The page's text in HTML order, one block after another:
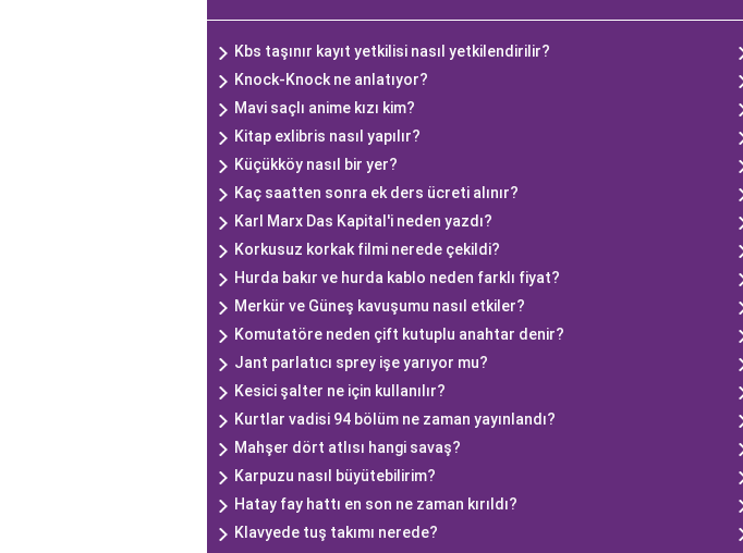
Kbs taşınır kayıt yetkilisi nasıl yetkilendirilir?
Knock-Knock ne anlatıyor?
Mavi saçlı anime kızı kim?
Kitap exlibris nasıl yapılır?
Küçükköy nasıl bir yer?
Kaç saatten sonra ek ders ücreti alınır?
Karl Marx Das Kapital'i neden yazdı?
Korkusuz korkak filmi nerede çekildi?
Hurda bakır ve hurda kablo neden farklı fiyat?
Merkür ve Güneş kavuşumu nasıl etkiler?
Komutatöre neden çift kutuplu anahtar denir?
Jant parlatıcı sprey işe yarıyor mu?
Kesici şalter ne için kullanılır?
Kurtlar vadisi 94 bölüm ne zaman yayınlandı?
Mahşer dört atlısı hangi savaş?
Karpuzu nasıl büyütebilirim?
Hatay fay hattı en son ne zaman kırıldı?
Klavyede tuş takımı nerede?